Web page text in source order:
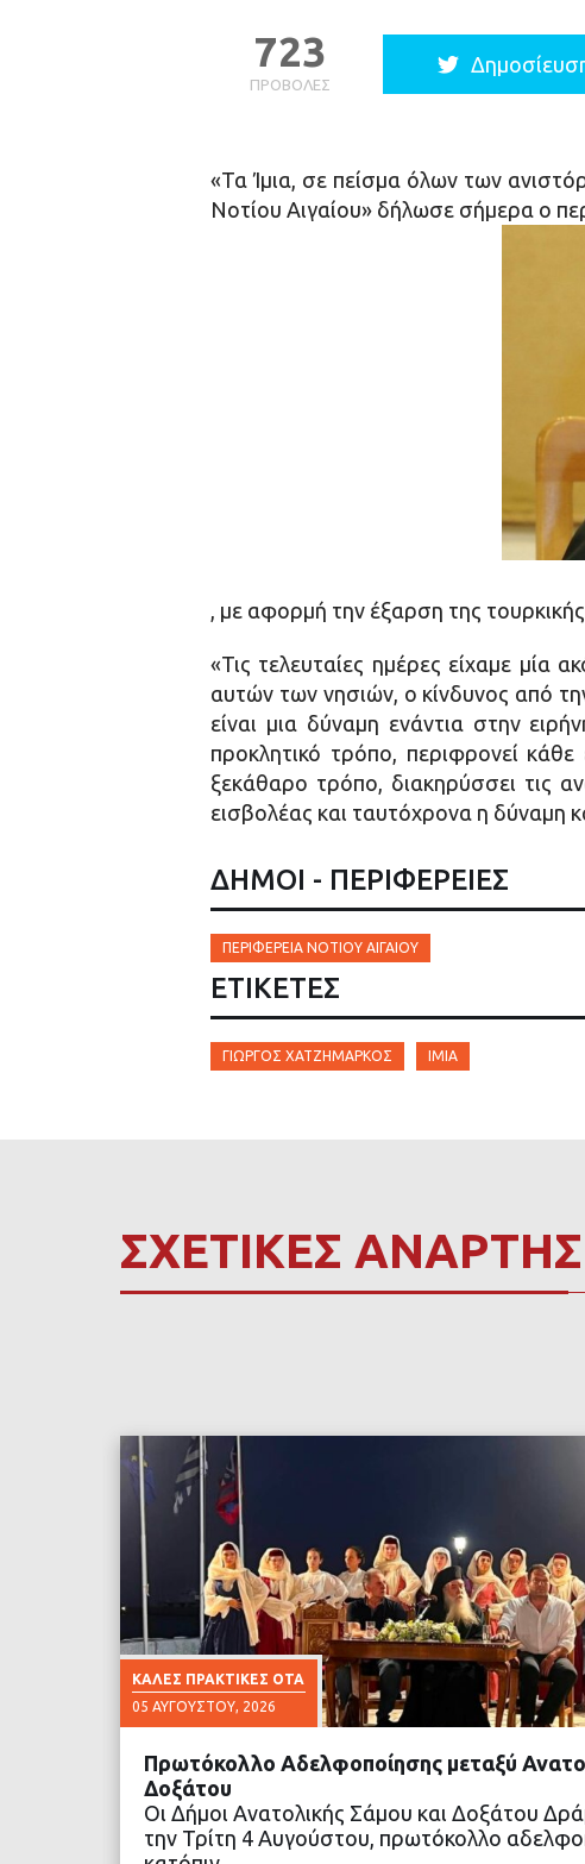
ΠΡΟΒΟΛΈΣ
723
«Τα Ίμια, σε πείσμα όλων των
Νοτίου Αιγαίου» δήλωσε σήμερα ο
, με αφορμή την έξαρση της τουρκικής
«Τις τελευταίες ημέρες είχαμε μία
αυτών των νησιών, ο κίνδυνος από
είναι μια δύναμη ενάντια στην
προκλητικό τρόπο, περιφρονεί κάθε
ξεκάθαρο τρόπο, διακηρύσσει τις
εισβολέας και ταυτόχρονα η δύναμη
ΔΗΜΟΙ - ΠΕΡΙΦΕΡΕΙΕΣ
ΠΕΡΙΦΈΡΕΙΑ ΝΟΤΊΟΥ ΑΙΓΑΊΟΥ
ΕΤΙΚΈΤΕΣ
ΓΙΏΡΓΟΣ ΧΑΤΖΗΜΆΡΚΟΣ ΊΜΙΑ
ΣΧΕΤΙΚΕΣ
ΚΑΛΈΣ ΠΡΑΚΤΙΚΈΣ ΟΤΑ
05 ΑΥΓΟΎΣΤΟΥ, 2026
Πρωτόκολλο Αδελφοποίησης μεταξύ
Δοξάτου
Οι Δήμοι Ανατολικής Σάμου και Δοξάτου
την Τρίτη 4 Αυγούστου, πρωτόκολλο